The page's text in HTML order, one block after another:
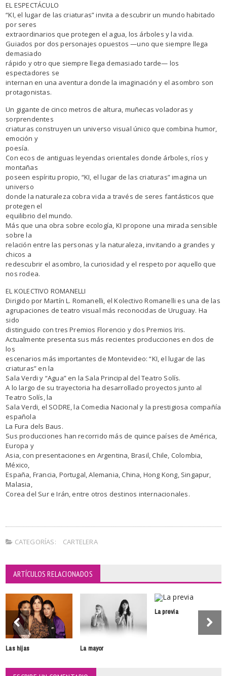
EL ESPECTÁCULO
“KI, el lugar de las criaturas” invita a descubrir un mundo habitado
por seres
extraordinarios que protegen el agua, los árboles y la vida.
Guiados por dos personajes opuestos —uno que siempre llega
demasiado
rápido y otro que siempre llega demasiado tarde— los
espectadores se
internan en una aventura donde la imaginación y el asombro son
protagonistas.
Un gigante de cinco metros de altura, muñecas voladoras y
sorprendentes
criaturas construyen un universo visual único que combina humor,
emoción y
poesía.
Con ecos de antiguas leyendas orientales donde árboles, ríos y
montañas
poseen espíritu propio, “KI, el lugar de las criaturas” imagina un
universo
donde la naturaleza cobra vida a través de seres fantásticos que
protegen el
equilibrio del mundo.
Más que una obra sobre ecología, KI propone una mirada sensible
sobre la
relación entre las personas y la naturaleza, invitando a grandes y
chicos a
redescubrir el asombro, la curiosidad y el respeto por aquello que
nos rodea.
EL KOLECTIVO ROMANELLI
Dirigido por Martín L. Romanelli, el Kolectivo Romanelli es una de las
agrupaciones de teatro visual más reconocidas de Uruguay. Ha
sido
distinguido con tres Premios Florencio y dos Premios Iris.
Actualmente presenta sus más recientes producciones en dos de
los
escenarios más importantes de Montevideo: “KI, el lugar de las
criaturas” en la
Sala Verdi y “Agua” en la Sala Principal del Teatro Solís.
A lo largo de su trayectoria ha desarrollado proyectos junto al
Teatro Solís, la
Sala Verdi, el SODRE, la Comedia Nacional y la prestigiosa compañía
española
La Fura dels Baus.
Sus producciones han recorrido más de quince países de América,
Europa y
Asia, con presentaciones en Argentina, Brasil, Chile, Colombia,
México,
España, Francia, Portugal, Alemania, China, Hong Kong, Singapur,
Malasia,
Corea del Sur e Irán, entre otros destinos internacionales.
CATEGORÍAS: CARTELERA
ARTÍCULOS RELACIONADOS
Las hijas La mayor
La previa